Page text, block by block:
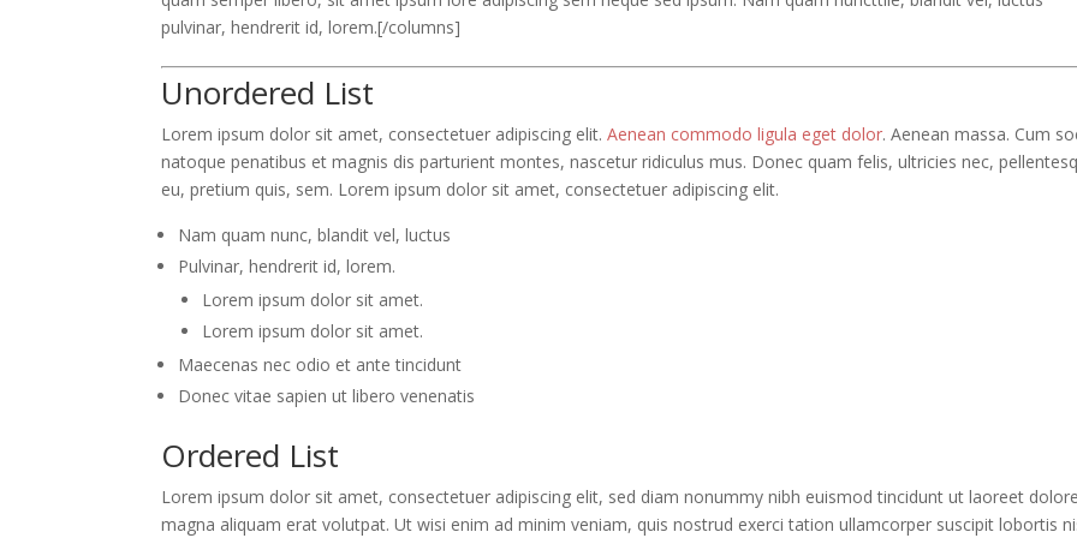
pulvinar, hendrerit id, lorem.[/columns]
Unordered List
Lorem ipsum dolor sit amet, consectetuer adipiscing elit.Aenean commodo ligula eget dolor. Aenean massa. Cum
natoque penatibus et magnis dis parturient montes, nascetur ridiculus mus. Donec quam felis, ultricies nec,
eu, pretium quis, sem. Lorem ipsum dolor sit amet, consectetuer adipiscing elit.
Nam quam nunc, blandit vel, luctus
Pulvinar, hendrerit id, lorem.
Lorem ipsum dolor sit amet.
Lorem ipsum dolor sit amet.
Maecenas nec odio et ante tincidunt
Donec vitae sapien ut libero venenatis
Ordered List
Lorem ipsum dolor sit amet, consectetuer adipiscing elit, sed diam nonummy nibh euismod tincidunt ut laoreet dolore
magna aliquam erat volutpat. Ut wisi enim ad minim veniam, quis nostrud exerci tation ullamcorper suscipit lobortis